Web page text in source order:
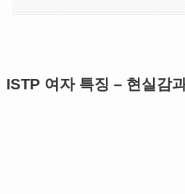
ISTP 여자 특징 – 현실감